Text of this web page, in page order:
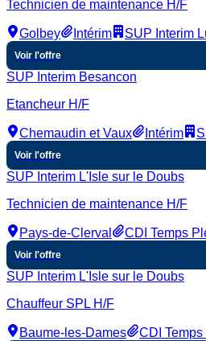
Technicien de maintenance H/F
Golbey Intérim SUP Interim
Voir l'offre
SUP Interim Besancon
Etancheur H/F
Chemaudin et Vaux Intérim
Voir l'offre
SUP Interim L'Isle sur le Doubs
Technicien de maintenance H/F
Pays-de-Clerval CDI Temps
Voir l'offre
SUP Interim L'Isle sur le Doubs
Chauffeur SPL H/F
Baume-les-Dames CDI